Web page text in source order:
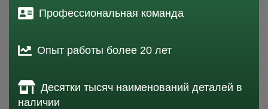
Профессиональная команда
Опыт работы более 20 лет
Десятки тысяч наименований деталей в
наличии